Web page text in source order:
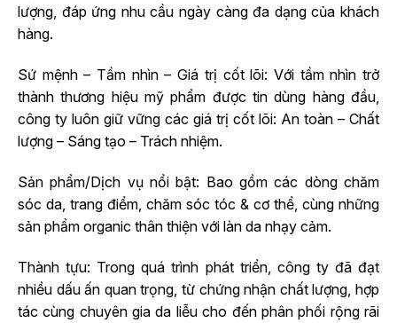
lượng, đáp ứng nhu cầu ngày càng đa dạng của khách
hàng.
Sứ mệnh – Tầm nhìn – Giá trị cốt lõi: Với tầm nhìn trở
thành thương hiệu mỹ phẩm được tin dùng hàng đầu,
công ty luôn giữ vững các giá trị cốt lõi: An toàn – Chất
lượng – Sáng tạo – Trách nhiệm.
Sản phẩm/Dịch vụ nổi bật: Bao gồm các dòng chăm
sóc da, trang điểm, chăm sóc tóc & cơ thể, cùng những
sản phẩm organic thân thiện với làn da nhạy cảm.
Thành tựu: Trong quá trình phát triển, công ty đã đạt
nhiều dấu ấn quan trọng, từ chứng nhận chất lượng, hợp
tác cùng chuyên gia da liễu cho đến phân phối rộng rãi